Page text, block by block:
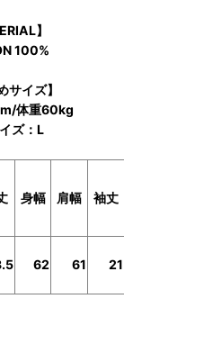
】
100%
サイズ】
体重60kg
ズ：L
身幅 肩幅 袖丈
62 61 21